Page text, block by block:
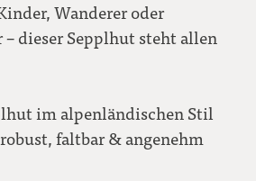
Wanderer oder
– dieser Sepplhut steht allen
im alpenländischen Stil
faltbar & angenehm